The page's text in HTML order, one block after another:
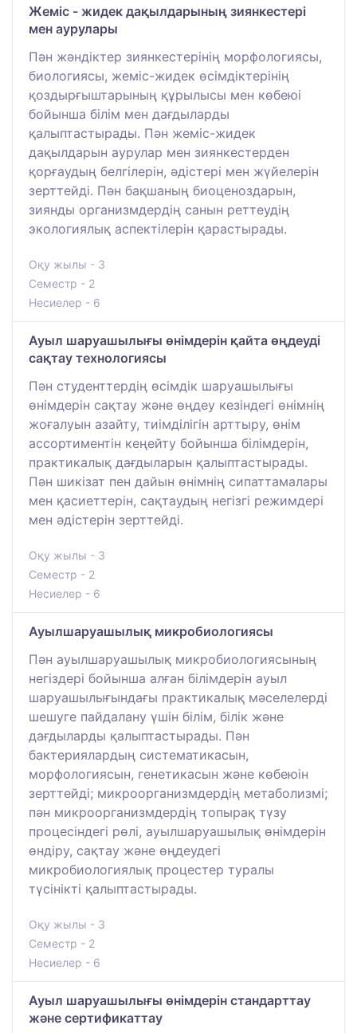
Жеміс - жидек дақылдарының зиянкестері
мен аурулары
Пән жәндіктер зиянкестерінің морфологиясы,
биологиясы, жеміс-жидек өсімдіктерінің
қоздырғыштарының құрылысы мен көбеюі
бойынша білім мен дағдыларды
қалыптастырады. Пән жеміс-жидек
дақылдарын аурулар мен зиянкестерден
қорғаудың белгілерін, әдістері мен жүйелерін
зерттейді. Пән бақшаның биоценоздарын,
зиянды организмдердің санын реттеудің
экологиялық аспектілерін қарастырады.
Оқу жылы - 3
Семестр - 2
Несиелер - 6
Ауыл шаруашылығы өнімдерін қайта өңдеуді
сақтау технологиясы
Пән студенттердің өсімдік шаруашылығы
өнімдерін сақтау және өңдеу кезіндегі өнімнің
жоғалуын азайту, тиімділігін арттыру, өнім
ассортиментін кеңейту бойынша білімдерін,
практикалық дағдыларын қалыптастырады.
Пән шикізат пен дайын өнімнің сипаттамалары
мен қасиеттерін, сақтаудың негізгі режимдері
мен әдістерін зерттейді.
Оқу жылы - 3
Семестр - 2
Несиелер - 6
Ауылшаруашылық микробиологиясы
Пән ауылшаруашылық микробиологиясының
негіздері бойынша алған білімдерін ауыл
шаруашылығындағы практикалық мәселелерді
шешуге пайдалану үшін білім, білік және
дағдыларды қалыптастырады. Пән
бактериялардың систематикасын,
морфологиясын, генетикасын және көбеюін
зерттейді; микроорганизмдердің метаболизмі;
пән микроорганизмдердің топырақ түзу
процесіндегі рөлі, ауылшаруашылық өнімдерін
өндіру, сақтау және өңдеудегі
микробиологиялық процестер туралы
түсінікті қалыптастырады.
Оқу жылы - 3
Семестр - 2
Несиелер - 6
Ауыл шаруашылығы өнімдерін стандарттау
және сертификаттау